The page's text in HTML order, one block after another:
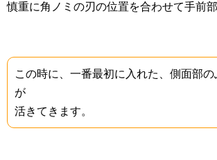
慎重に角ノミの刃の位置を合わせて手前部
この時に、一番最初に入れた、側面部の
が
活きてきます。